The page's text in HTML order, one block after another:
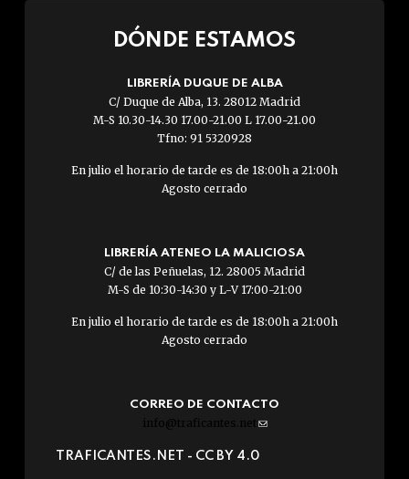
DÓNDE ESTAMOS
LIBRERÍA DUQUE DE ALBA
C/ Duque de Alba, 13. 28012 Madrid
M-S 10.30-14.30 17.00-21.00 L 17.00-21.00
Tfno: 91 5320928
En julio el horario de tarde es de 18:00h a 21:00h
Agosto cerrado
LIBRERÍA ATENEO LA MALICIOSA
C/ de las Peñuelas, 12. 28005 Madrid
M-S de 10:30-14:30 y L-V 17:00-21:00
En julio el horario de tarde es de 18:00h a 21:00h
Agosto cerrado
CORREO DE CONTACTO
info@traficantes.net (link
e-
TRAFICANTES.NET - CC BY 4.0